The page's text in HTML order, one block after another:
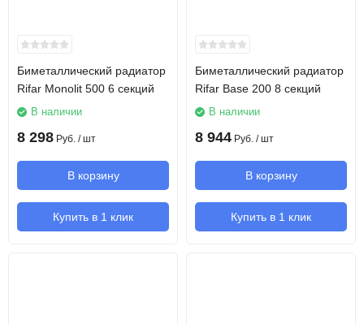
Биметаллический радиатор
Rifar Monolit 500 6 секций
В наличии
8 298 Руб. / шт
В корзину
Купить в 1 клик
Биметаллический радиатор
Rifar Base 200 8 секций
В наличии
8 944 Руб. / шт
В корзину
Купить в 1 клик